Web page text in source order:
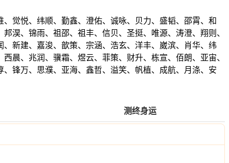
觉悦、纬顺、勤鑫、澄佑、诚咏、贝力、盛韬、邵霄、和
淏、锦雨、祖邵、祖丰、信贝、圣挺、唯源、涛澄、翔则、
新建、嘉浚、歆策、宗涵、浩玄、洋丰、崴滨、肖华、纬
晨、兆润、骥霜、煜云、菲策、财升、栋宣、佰朗、亚宙、
锋万、思濮、亚海、鑫哲、溢笑、帆植、成航、月涤、安
测终身运